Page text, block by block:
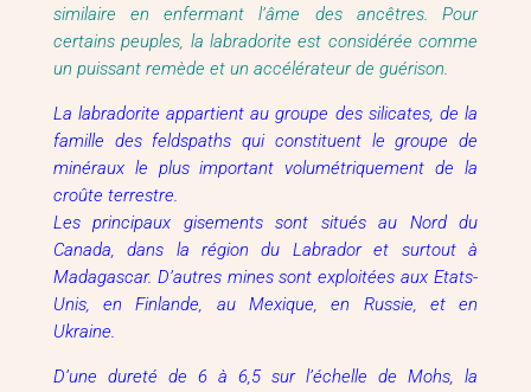
similaire en enfermant l’âme des ancêtres. Pour
certains peuples, la labradorite est considérée comme
un puissant remède et un accélérateur de guérison.
La labradorite appartient au groupe des silicates, de la
famille des feldspaths qui constituent le groupe de
minéraux le plus important volumétriquement de la
croûte terrestre.
Les principaux gisements sont situés au Nord du
Canada, dans la région du Labrador et surtout à
Madagascar. D’autres mines sont exploitées aux Etats-
Unis, en Finlande, au Mexique, en Russie, et en
Ukraine.
D’une dureté de 6 à 6,5 sur l’échelle de Mohs, la